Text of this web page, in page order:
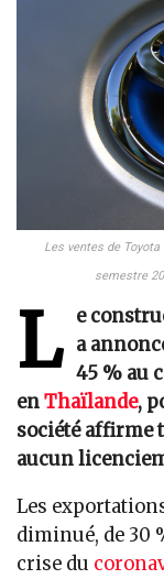
Les ventes de
semestre
L
e
a
45 % au
enThaïlande,
société affirme
aucun
Les
diminué, de 30
crise du